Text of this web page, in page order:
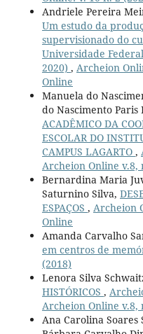
Andriele Pereira
Um estudo da
supervisionado do
Universidade
2020) , Archeion
Online
Manuela do
do Nascimento Paris
ACADÊMICO DA
ESCOLAR DO
CAMPUS LAGARTO ,
Archeion Online v.8,
Bernardina Maria
Saturnino Silva,
ESPAÇOS , Archeion
Online
Amanda Carvalho
em centros de
(2018)
Lenora Silva
HISTÓRICOS ,
Archeion Online v.8,
Ana Carolina Soares